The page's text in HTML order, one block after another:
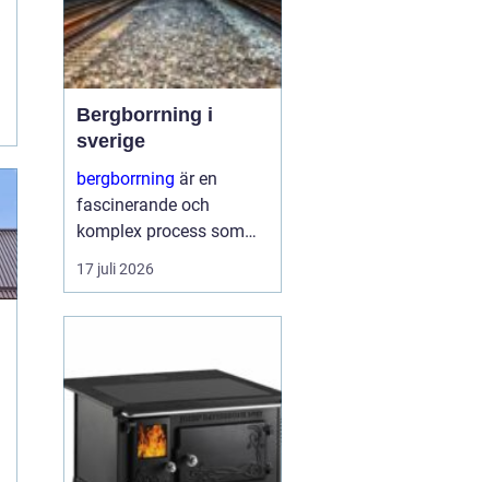
Bergborrning i
sverige
bergborrning är en
fascinerande och
komplex process som
innefattar att borra
genom sten och
av stabila fundament
för...
17 juli 2026